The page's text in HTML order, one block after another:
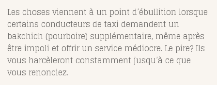
Les choses viennent à un point d’ébullition lorsque
certains conducteurs de taxi demandent un
bakchich (pourboire) supplémentaire, même après
être impoli et offrir un service médiocre. Le pire? Ils
vous harcèleront constamment jusqu’à ce que
vous renonciez.